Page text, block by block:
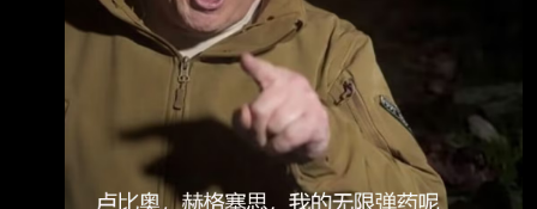
新聞。 根據CNN報導指出，在關鍵的伊朗衝突
期間爆出彈藥縮水，讓川普深感不滿，認為這會
讓美國在談判桌上顯得軟弱。消息人士稱，川普